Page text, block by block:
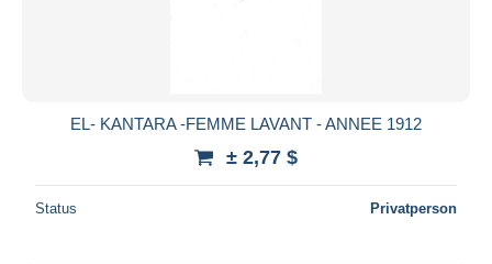
EL- KANTARA -FEMME LAVANT - ANNEE 1912
± 2,77 $
Status Privatperson